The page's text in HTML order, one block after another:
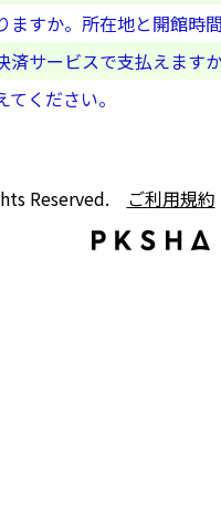
ますか。所在地と開館時
済サービスで支払えます
ください。
Reserved. ご利用規約